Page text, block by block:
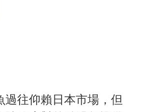
往仰賴日本市場，但